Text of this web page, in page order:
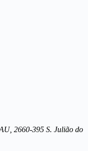
2660-395 S. Julião do